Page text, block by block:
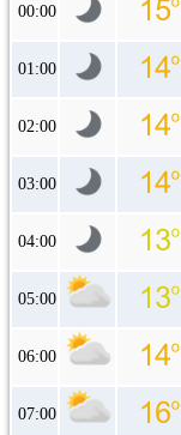
00:00
01:00
02:00
03:00
04:00
05:00
06:00
07:00